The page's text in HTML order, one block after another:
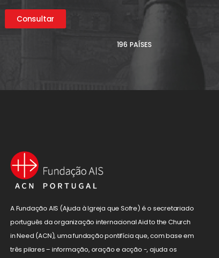
Consultar
196 PAÍSES
A Fundação AIS (Ajuda à Igreja que Sofre) é o secretariado
português da organização internacional Aid to the Church
in Need (ACN), uma fundação pontifícia que, com base em
três pilares – informação, oração e acção -, ajuda os